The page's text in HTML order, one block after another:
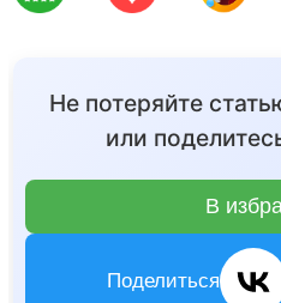
Не потеряйте
или
В
Поделиться